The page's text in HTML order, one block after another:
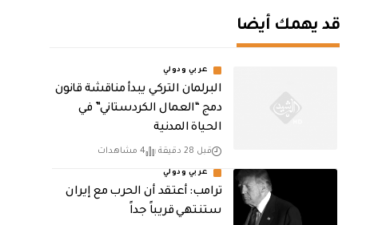
قد يهمك أيضا
عربي ودولي
البرلمان التركي يبدأ مناقشة قانون
دمج “العمال الكردستاني” في
الحياة المدنية
قبل 28 دقيقة 4 مشاهدات
عربي ودولي
‏ترامب: أعتقد أن الحرب مع إيران
ستنتهي قريباً جداً